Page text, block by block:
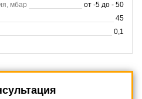
мбар
от -5 до - 50
45
0,1